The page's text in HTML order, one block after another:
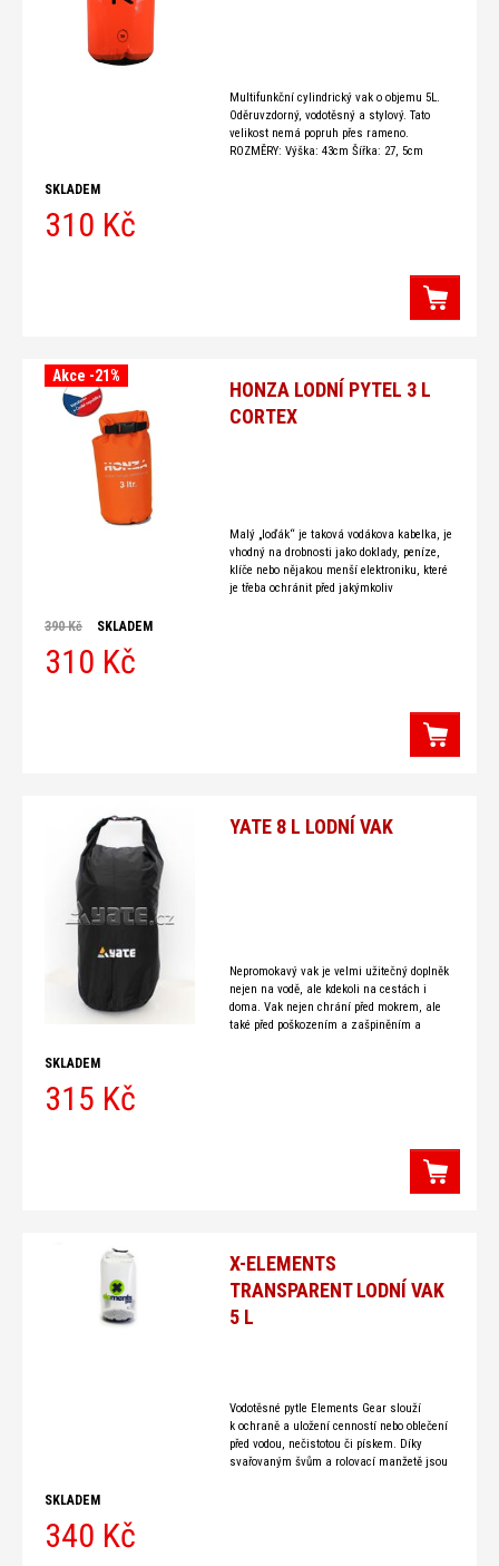
Multifunkční cylindrický vak o objemu 5L.
Oděruvzdorný, vodotěsný a stylový. Tato
velikost nemá popruh přes rameno.
ROZMĚRY: Výška: 43cm Šířka: 27, 5cm
SKLADEM
310 Kč
HONZA LODNÍ PYTEL 3 L
CORTEX
Akce -21%
Malý „loďák“ je taková vodákova kabelka, je
vhodný na drobnosti jako doklady, peníze,
klíče nebo nějakou menší elektroniku, které
je třeba ochránit před jakýmkoliv
390 Kč SKLADEM
310 Kč
YATE 8 L LODNÍ VAK
Nepromokavý vak je velmi užitečný doplněk
nejen na vodě, ale kdekoli na cestách i
doma. Vak nejen chrání před mokrem, ale
také před poškozením a zašpiněním a
SKLADEM
315 Kč
X-ELEMENTS
TRANSPARENT LODNÍ VAK
5 L
Vodotěsné pytle Elements Gear slouží
k ochraně a uložení cenností nebo oblečení
před vodou, nečistotou či pískem. Díky
svařovaným švům a rolovací manžetě jsou
SKLADEM
340 Kč